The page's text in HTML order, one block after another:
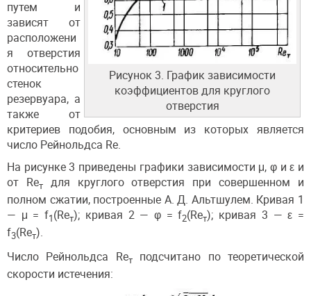
Рисунок 3. График зависимости
коэффициентов для круглого
отверстия
путем и
зависят от
расположени
я отверстия
относительно
стенок
резервуара, а
также от
критериев подобия, основным из которых является
число Рейнольдса Re.
На рисунке 3 приведены графики зависимости μ, φ и ε и
от Reтдля круглого отверстия при совершенном и
полном сжатии, построенные А. Д. Альтшулем. Кривая 1
— μ = f1(Reт); кривая 2 — φ = f2(Reт); кривая 3 — ε =
f3(Reт).
Число Рейнольдса Reтподсчитано по теоретической
скорости истечения: